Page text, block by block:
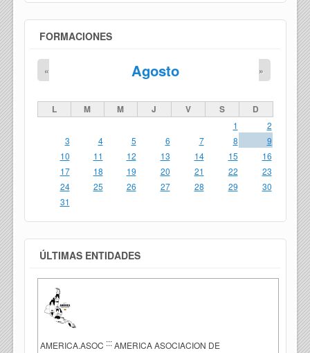
FORMACIONES
Agosto
« »
L M M J V S D
1
2
3
4 5 6 7 8
9
10
11 12 13 14 15
16
17
18 19 20 21 22
23
24
25 26 27 28 29
30
31
ÚLTIMAS ENTIDADES
AMERICA.ASOC ::: AMERICA ASOCIACION DE